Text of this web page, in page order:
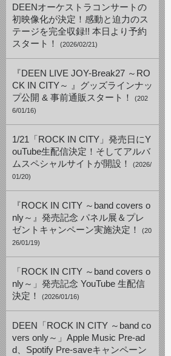
DEENオーケストラコンサートの
初映像化が決定！感動と迫力のス
テージを完全収録!! 本日より予約
スタート！
(2026/02/21)
『DEEN LIVE JOY-Break27 ～RO
CK IN CITY～ 』グッズラインナッ
プ公開 & 事前通販スタート！
(202
6/01/16)
1/21「ROCK IN CITY」発売日にY
ouTube生配信決定！そしてアルバ
ムスペシャルサイトが開設！
(2026/
01/20)
『ROCK IN CITY ～band covers o
nly～』発売記念 パネル展＆プレ
ゼントキャンペーン実施決定！
(20
26/01/19)
「ROCK IN CITY ～band covers o
nly～」発売記念 YouTube 生配信
決定！
(2026/01/16)
DEEN「ROCK IN CITY ～band co
vers only～」Apple Music Pre-ad
d、Spotify Pre-saveキャンペーン